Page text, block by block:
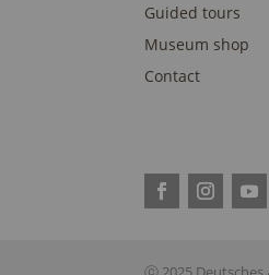
Guided tours
Museum shop
Contact